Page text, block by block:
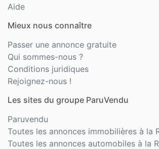
Aide
Mieux nous connaître
Passer une annonce gratuite
Qui sommes-nous ?
Conditions juridiques
Rejoignez-nous !
Les sites du groupe ParuVendu
Paruvendu
Toutes les annonces immobilières à la
Toutes les annonces automobiles à la